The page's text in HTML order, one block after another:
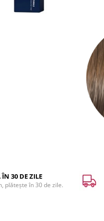
ÎN 30 DE ZILE
plătește în 30 de zile.